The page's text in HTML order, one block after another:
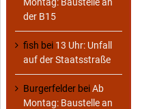
der B15
fish bei 13 Uhr: Unfall
auf der Staatsstraße
Burgerfelder beiAb
Montag: Baustelle an